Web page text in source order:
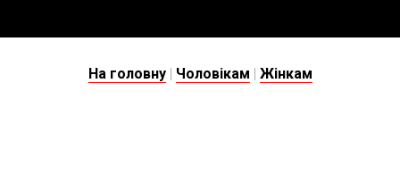
На головну | Чоловікам | Жінкам